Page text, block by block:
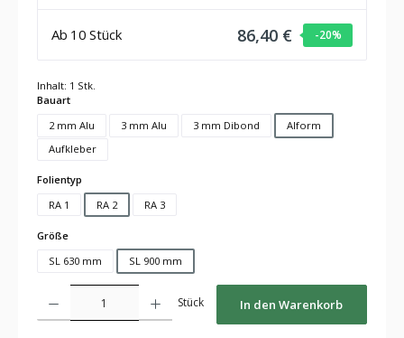
Ab 10 Stück 86,40 € -20%
Inhalt: 1 Stk.
Bauartauswählen
2 mm Alu
3 mm Alu 3 mm Dibond
Alform
Aufkleber
Folientyp
RA 1
RA 2 RA 3
Größeauswählen
SL 630 mm
SL 900 mm
Stück In den Warenkorb